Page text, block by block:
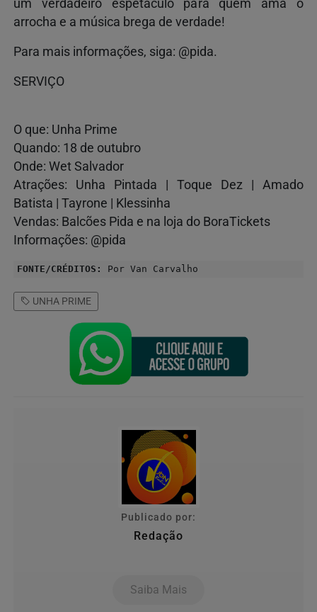
um verdadeiro espetáculo para quem ama o
arrocha e a música brega de verdade!
Para mais informações, siga: @pida.
SERVIÇO
O que: Unha Prime
Quando: 18 de outubro
Onde: Wet Salvador
Atrações: Unha Pintada | Toque Dez | Amado
Batista | Tayrone | Klessinha
Vendas: Balcões Pida e na loja do BoraTickets
Informações: @pida
FONTE/CRÉDITOS: Por Van Carvalho
UNHA PRIME
Publicado por:
Redação
Saiba Mais